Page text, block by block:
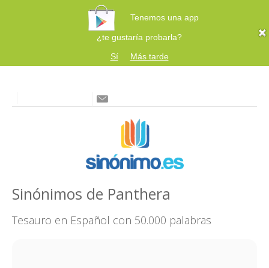
Tenemos una app
¿te gustaría probarla?
Sí
Más tarde
Sinónimos de Panthera
Tesauro en Español con 50.000 palabras